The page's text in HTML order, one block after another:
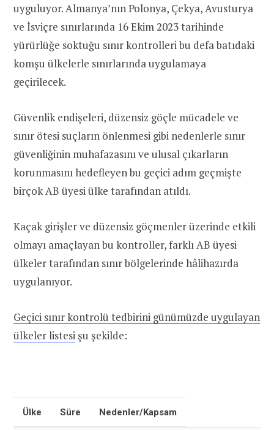
uyguluyor. Almanya’nın Polonya, Çekya, Avusturya
ve İsviçre sınırlarında 16 Ekim 2023 tarihinde
yürürlüğe soktuğu sınır kontrolleri bu defa batıdaki
komşu ülkelerle sınırlarında uygulamaya
geçirilecek.
Güvenlik endişeleri, düzensiz göçle mücadele ve
sınır ötesi suçların önlenmesi gibi nedenlerle sınır
güvenliğinin muhafazasını ve ulusal çıkarların
korunmasını hedefleyen bu geçici adım geçmişte
birçok AB üyesi ülke tarafından atıldı.
Kaçak girişler ve düzensiz göçmenler üzerinde etkili
olmayı amaçlayan bu kontroller, farklı AB üyesi
ülkeler tarafından sınır bölgelerinde hâlihazırda
uygulanıyor.
Geçici sınır kontrolü tedbirini günümüzde uygulayan
ülkeler listesişu şekilde:
Ülke Süre Nedenler/Kapsam